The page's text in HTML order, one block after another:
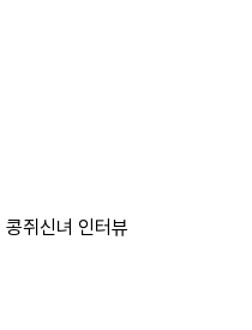
쥐신녀 인터뷰